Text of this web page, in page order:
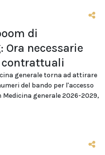
di
necessarie
generale torna ad attirare
del bando per l'accesso
generale 2026-2029,